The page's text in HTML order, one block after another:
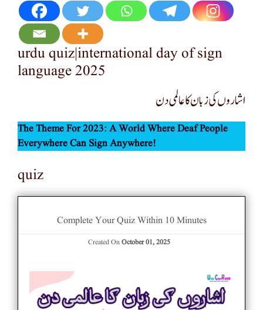
urdu quiz|international day of sign
language 2025
اشاروں کی زبان کا عالمی دن
The Theme For 2023: A World Where Deaf People
Everywhere Can Sign Anywhere!
quiz
Complete Your Quiz Within 10 Minutes
Created OnOctober 01, 2025